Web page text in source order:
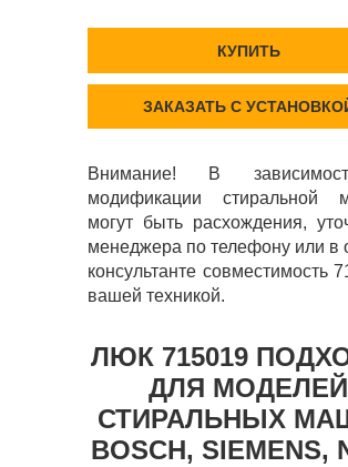
КУПИТЬ
ЗАКАЗАТЬ С
Внимание! В
модификации стиральной
могут быть расхождения,
менеджера по телефону или в
консультанте совместимость
вашей техникой.
ЛЮК 715019
ДЛЯ МОДЕЛЕЙ
СТИРАЛЬНЫХ
BOSCH, SIEMENS,